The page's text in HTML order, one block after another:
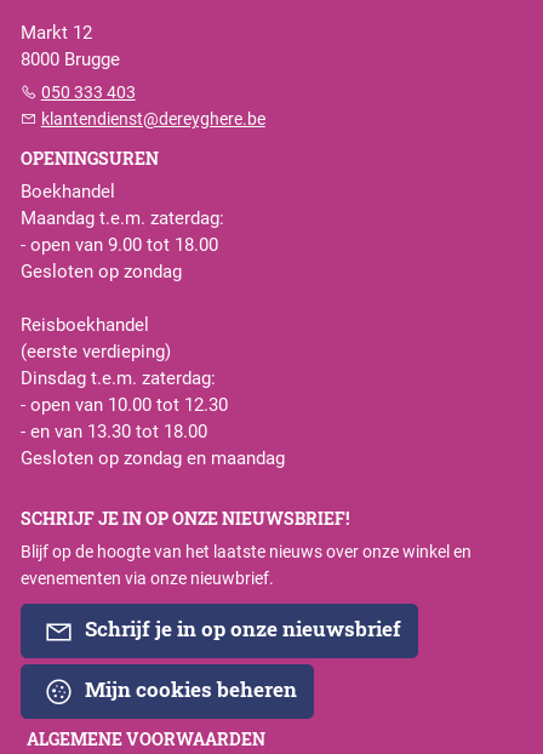
Markt 12
8000 Brugge
050 333 403
klantendienst@dereyghere.be
OPENINGSUREN
Boekhandel
Maandag t.e.m. zaterdag:
- open van 9.00 tot 18.00
Gesloten op zondag
Reisboekhandel
(eerste verdieping)
Dinsdag t.e.m. zaterdag:
- open van 10.00 tot 12.30
- en van 13.30 tot 18.00
Gesloten op zondag en maandag
SCHRIJF JE IN OP ONZE NIEUWSBRIEF!
Blijf op de hoogte van het laatste nieuws over onze winkel en
evenementen via onze nieuwbrief.
Schrijf je in op onze nieuwsbrief
Mijn cookies beheren
ALGEMENE VOORWAARDEN